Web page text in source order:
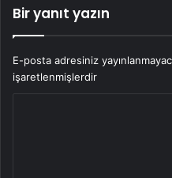
Bir yanıt yazın
E-posta adresiniz
işaretlenmişlerdir